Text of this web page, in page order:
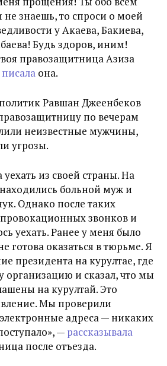
не знаешь, то спроси о моей
у Акаева, Бакиева,
Будь здоров, иним!
правозащитница Азиза
писала она.
Равшан Джеенбеков
по вечерам
неизвестные мужчины,
угрозы.
из своей страны. На
больной муж и
Однако после таких
звонков и
уехать. Ранее у меня было
готова оказаться в тюрьме. Я
президента на курултае, где
организацию и сказал, что мы
на курултай. Это
Мы проверили
адреса — никаких
», — рассказывала
после отъезда.